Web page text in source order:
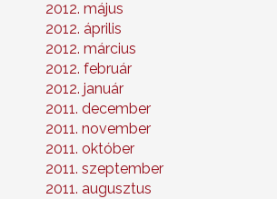
2012. május
2012. április
2012. március
2012. február
2012. január
2011. december
2011. november
2011. október
2011. szeptember
2011. augusztus